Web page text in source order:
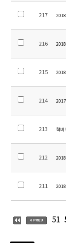
217 2018
216 2018
215 2018
214 2017
213 학비
212 2018
211 2018
51